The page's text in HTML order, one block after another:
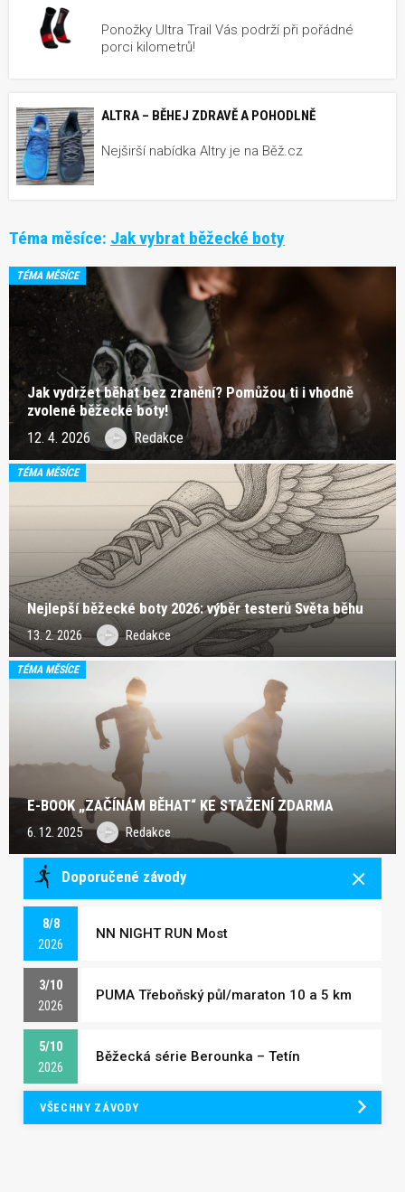
Ponožky Ultra Trail Vás podrží při pořádné
porci kilometrů!
ALTRA – BĚHEJ ZDRAVĚ A POHODLNĚ
Nejširší nabídka Altry je na Běž.cz
Téma měsíce: Jak vybrat běžecké boty
TÉMA MĚSÍCE
Jak vydržet běhat bez zranění? Pomůžou ti i vhodně
zvolené běžecké boty!
12. 4. 2026 Redakce
TÉMA MĚSÍCE
Nejlepší běžecké boty 2026: výběr testerů Světa běhu
13. 2. 2026 Redakce
TÉMA MĚSÍCE
E-BOOK „ZAČÍNÁM BĚHAT“ KE STAŽENÍ ZDARMA
6. 12. 2025 Redakce
Doporučené závody
8/8
2026
NN NIGHT RUN Most
3/10
2026
PUMA Třeboňský půl/maraton 10 a 5 km
5/10
2026
Běžecká série Berounka – Tetín
VŠECHNY ZÁVODY